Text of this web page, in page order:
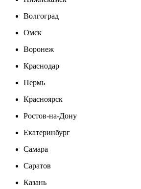
Волгоград
Омск
Воронеж
Краснодар
Пермь
Красноярск
Ростов-на-Дону
Екатеринбург
Самара
Саратов
Казань